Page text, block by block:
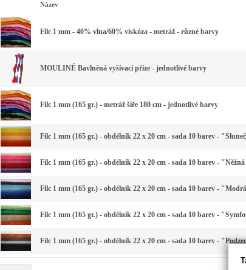
Název
Filc 1 mm - 40% vlna/60% viskóza - metráž - různé barvy
MOULINÉ Bavlněná vyšívací příze - jednotlivé barvy
Filc 1 mm (165 gr.) - metráž šíře 180 cm - jednotlivé barvy
Filc 1 mm (165 gr.) - obdélník 22 x 20 cm - sada 10 barev -
Filc 1 mm (165 gr.) - obdélník 22 x 20 cm - sada 10 barev -
Filc 1 mm (165 gr.) - obdélník 22 x 20 cm - sada 10 barev -
Filc 1 mm (165 gr.) - obdélník 22 x 20 cm - sada 10 barev -
Filc 1 mm (165 gr.) - obdélník 22 x 20 cm - sada 10 barev -